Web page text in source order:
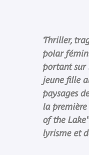
Thriller,
polar
portant sur
jeune fille
paysages
la première
of the
lyrisme et